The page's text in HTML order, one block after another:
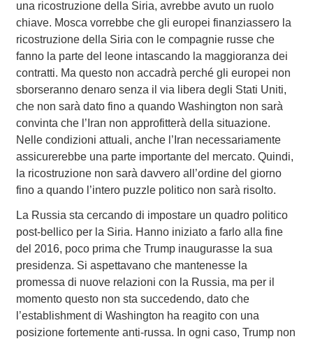
una ricostruzione della Siria, avrebbe avuto un ruolo
chiave. Mosca vorrebbe che gli europei finanziassero la
ricostruzione della Siria con le compagnie russe che
fanno la parte del leone intascando la maggioranza dei
contratti. Ma questo non accadrà perché gli europei non
sborseranno denaro senza il via libera degli Stati Uniti,
che non sarà dato fino a quando Washington non sarà
convinta che l’Iran non approfitterà della situazione.
Nelle condizioni attuali, anche l’Iran necessariamente
assicurerebbe una parte importante del mercato. Quindi,
la ricostruzione non sarà davvero all’ordine del giorno
fino a quando l’intero puzzle politico non sarà risolto.
La Russia sta cercando di impostare un quadro politico
post-bellico per la Siria. Hanno iniziato a farlo alla fine
del 2016, poco prima che Trump inaugurasse la sua
presidenza. Si aspettavano che mantenesse la
promessa di nuove relazioni con la Russia, ma per il
momento questo non sta succedendo, dato che
l’establishment di Washington ha reagito con una
posizione fortemente anti-russa. In ogni caso, Trump non